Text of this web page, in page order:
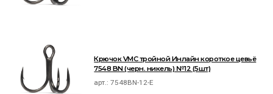
Крючок VMC тройной Инлайн короткое цевьё
7548 BN (черн. никель) №12 (5шт)
арт.:7548BN-12-E